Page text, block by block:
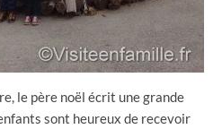
le père noël écrit une grande
sont heureux de recevoir